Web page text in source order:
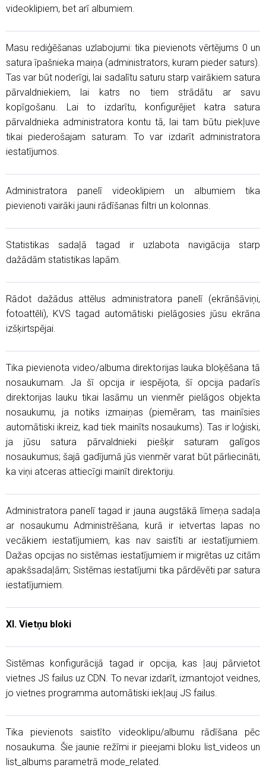
videoklipiem, bet arī albumiem.
Masu rediģēšanas uzlabojumi: tika pievienots vērtējums 0 un
satura īpašnieka maiņa (administrators, kuram pieder saturs).
Tas var būt noderīgi, lai sadalītu saturu starp vairākiem satura
pārvaldniekiem, lai katrs no tiem strādātu ar savu
kopīgošanu. Lai to izdarītu, konfigurējiet katra satura
pārvaldnieka administratora kontu tā, lai tam būtu piekļuve
tikai piederošajam saturam. To var izdarīt administratora
iestatījumos.
Administratora panelī videoklipiem un albumiem tika
pievienoti vairāki jauni rādīšanas filtri un kolonnas.
Statistikas sadaļā tagad ir uzlabota navigācija starp
dažādām statistikas lapām.
Rādot dažādus attēlus administratora panelī (ekrānšāviņi,
fotoattēli), KVS tagad automātiski pielāgosies jūsu ekrāna
izšķirtspējai.
Tika pievienota video/albuma direktorijas lauka bloķēšana tā
nosaukumam. Ja šī opcija ir iespējota, šī opcija padarīs
direktorijas lauku tikai lasāmu un vienmēr pielāgos objekta
nosaukumu, ja notiks izmaiņas (piemēram, tas mainīsies
automātiski ikreiz, kad tiek mainīts nosaukums). Tas ir loģiski,
ja jūsu satura pārvaldnieki piešķir saturam galīgos
nosaukumus; šajā gadījumā jūs vienmēr varat būt pārliecināti,
ka viņi atceras attiecīgi mainīt direktoriju.
Administratora panelī tagad ir jauna augstākā līmeņa sadaļa
ar nosaukumu Administrēšana, kurā ir ietvertas lapas no
vecākiem iestatījumiem, kas nav saistīti ar iestatījumiem.
Dažas opcijas no sistēmas iestatījumiem ir migrētas uz citām
apakšsadaļām; Sistēmas iestatījumi tika pārdēvēti par satura
iestatījumiem.
XI. Vietņu bloki
Sistēmas konfigurācijā tagad ir opcija, kas ļauj pārvietot
vietnes JS failus uz CDN. To nevar izdarīt, izmantojot veidnes,
jo vietnes programma automātiski iekļauj JS failus.
Tika pievienots saistīto videoklipu/albumu rādīšana pēc
nosaukuma. Šie jaunie režīmi ir pieejami bloku list_videos un
list_albums parametrā mode_related.